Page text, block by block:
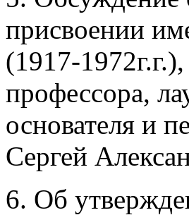
присвоении
(1917-
профессора,
основателя и
Сергей
6. Об